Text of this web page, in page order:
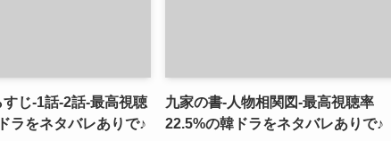
じ-1話-2話-最高視聴
ラをネタバレありで♪
九家の書-人物相関図-最高視聴率
22.5%の韓ドラをネタバレありで♪